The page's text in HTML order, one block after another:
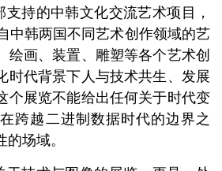
持的中韩文化交流艺术项目，
中韩两国不同艺术创作领域的艺
绘画、装置、雕塑等各个艺术创
时代背景下人与技术共生、发展
个展览不能给出任何关于时代变
跨越二进制数据时代的边界之
场域。